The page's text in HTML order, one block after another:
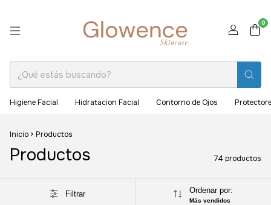
0
Higiene Facial Hidratacion Facial Contorno de Ojos
Inicio > Productos
Productos 74 productos
Filtrar Ordenar por:
Más vendidos